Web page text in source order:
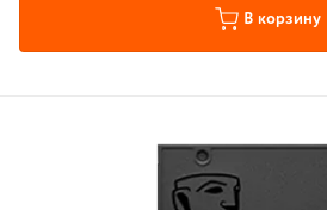
В корзину